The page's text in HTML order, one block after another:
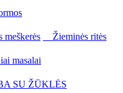
Žieminės ritės
masalai
SU ŽŪKLĖS